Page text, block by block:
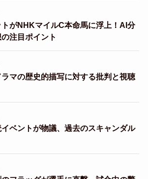
がNHKマイルC本命馬に浮上！AI分
注目ポイント
マの歴史的描写に対する批判と視聴
ベントが物議、過去のスキャンダル